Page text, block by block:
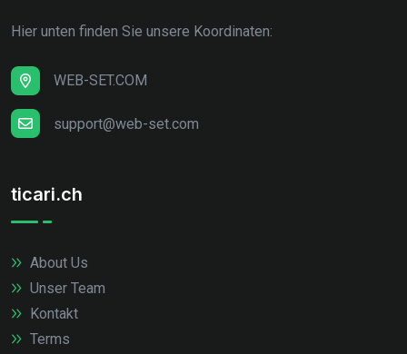
Hier unten finden Sie unsere Koordinaten:
WEB-SET.COM
support@web-set.com
ticari.ch
About Us
Unser Team
Kontakt
Terms